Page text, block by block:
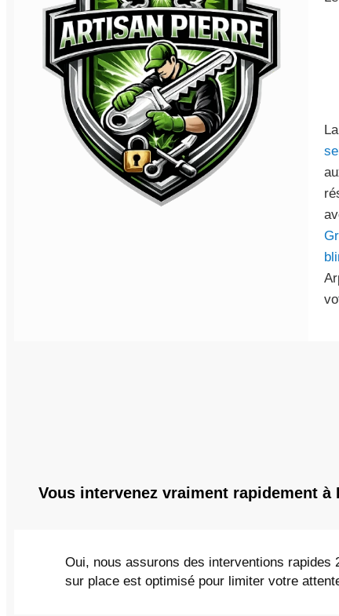
Vous intervenez vraiment rapidement
Oui, nous assurons des interventions rapides
sur place est optimisé pour limiter votre